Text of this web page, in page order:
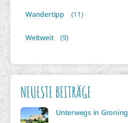
Wandertipp (11)
Weltweit (9)
NEUESTE BEITRÄGE
Unterwegs in